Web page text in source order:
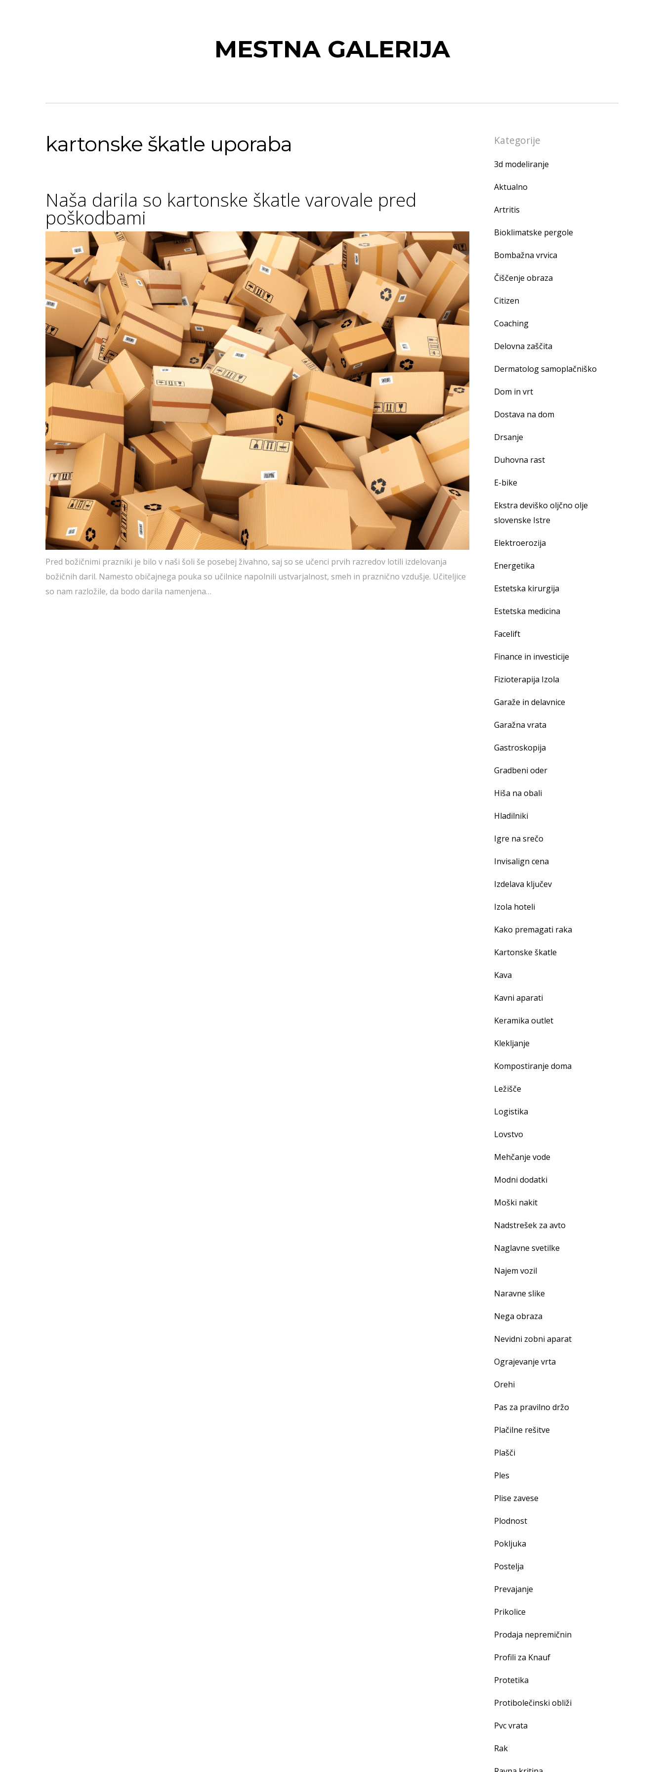
MESTNA GALERIJA
kartonske škatle uporaba
Naša darila so kartonske škatle varovale pred
poškodbami
Pred božičnimi prazniki je bilo v naši šoli še posebej živahno, saj so se učenci prvih razredov lotili izdelovanja
božičnih daril. Namesto običajnega pouka so učilnice napolnili ustvarjalnost, smeh in praznično vzdušje. Učiteljice
so nam razložile, da bodo darila namenjena…
Kategorije
3d modeliranje
Aktualno
Artritis
Bioklimatske pergole
Bombažna vrvica
Čiščenje obraza
Citizen
Coaching
Delovna zaščita
Dermatolog samoplačniško
Dom in vrt
Dostava na dom
Drsanje
Duhovna rast
E-bike
Ekstra deviško oljčno olje
slovenske Istre
Elektroerozija
Energetika
Estetska kirurgija
Estetska medicina
Facelift
Finance in investicije
Fizioterapija Izola
Garaže in delavnice
Garažna vrata
Gastroskopija
Gradbeni oder
Hiša na obali
Hladilniki
Igre na srečo
Invisalign cena
Izdelava ključev
Izola hoteli
Kako premagati raka
Kartonske škatle
Kava
Kavni aparati
Keramika outlet
Klekljanje
Kompostiranje doma
Ležišče
Logistika
Lovstvo
Mehčanje vode
Modni dodatki
Moški nakit
Nadstrešek za avto
Naglavne svetilke
Najem vozil
Naravne slike
Nega obraza
Nevidni zobni aparat
Ograjevanje vrta
Orehi
Pas za pravilno držo
Plačilne rešitve
Plašči
Ples
Plise zavese
Plodnost
Pokljuka
Postelja
Prevajanje
Prikolice
Prodaja nepremičnin
Profili za Knauf
Protetika
Protibolečinski obliži
Pvc vrata
Rak